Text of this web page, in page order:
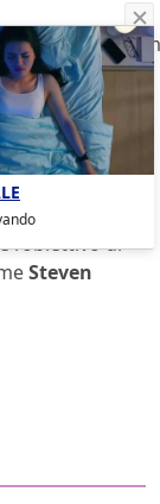
post/584562/
leiniziali
con
solo sopra
alle
che, con
l’obiettivo di
Steven